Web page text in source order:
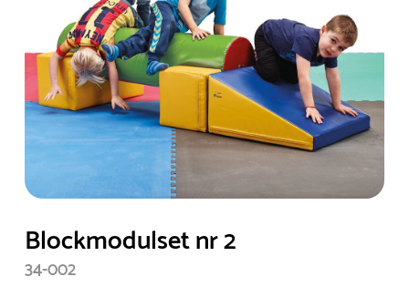
Item
1
of
Blockmodulset nr 2
34-002